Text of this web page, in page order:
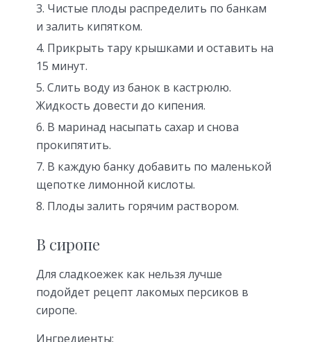
Чистые плоды распределить по банкам
и залить кипятком.
Прикрыть тару крышками и оставить на
15 минут.
Слить воду из банок в кастрюлю.
Жидкость довести до кипения.
В маринад насыпать сахар и снова
прокипятить.
В каждую банку добавить по маленькой
щепотке лимонной кислоты.
Плоды залить горячим раствором.
В сиропе
Для сладкоежек как нельзя лучше
подойдет рецепт лакомых персиков в
сиропе.
Ингредиенты: